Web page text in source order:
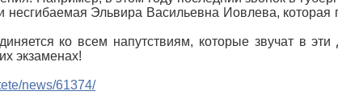
несгибаемая Эльвира Васильевна Иовлева,
ко всем напутствиям, которые звучат в
экзаменах!
news/61374/